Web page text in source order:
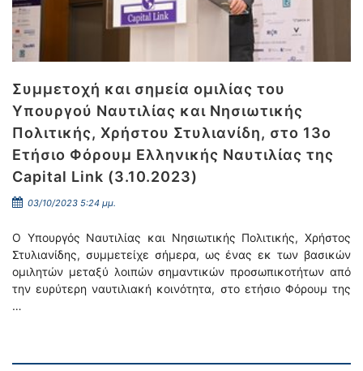
Συμμετοχή και σημεία ομιλίας του
Υπουργού Ναυτιλίας και Νησιωτικής
Πολιτικής, Χρήστου Στυλιανίδη, στο 13ο
Ετήσιο Φόρουμ Ελληνικής Ναυτιλίας της
Capital Link (3.10.2023)
03/10/2023 5:24 μμ.
Ο Υπουργός Ναυτιλίας και Νησιωτικής Πολιτικής, Χρήστος
Στυλιανίδης, συμμετείχε σήμερα, ως ένας εκ των βασικών
ομιλητών μεταξύ λοιπών σημαντικών προσωπικοτήτων από
την ευρύτερη ναυτιλιακή κοινότητα, στο ετήσιο Φόρουμ της
…